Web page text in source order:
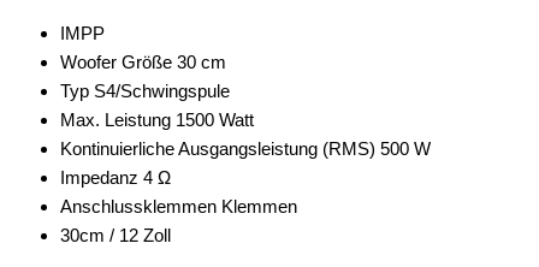
IMPP
Woofer Größe 30 cm
Typ S4/Schwingspule
Max. Leistung 1500 Watt
Kontinuierliche Ausgangsleistung (RMS) 500 W
Impedanz 4 Ω
Anschlussklemmen Klemmen
30cm / 12 Zoll